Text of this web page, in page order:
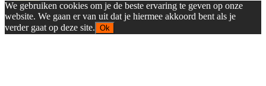
We gebruiken cookies om je de beste ervaring te geven op onze
website. We gaan er van uit dat je hiermee akkoord bent als je
verder gaat op deze site. Ok